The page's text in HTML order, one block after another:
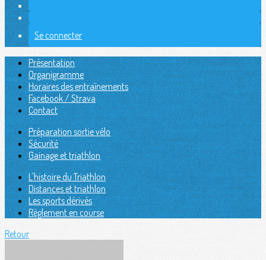
Se connecter
Présentation
Organigramme
Horaires des entraînements
Facebook / Strava
Contact
Préparation sortie vélo
Sécurité
Gainage et triathlon
L'histoire du Triathlon
Distances et triathlon
Les sports dérivés
Règlement en course
Retour